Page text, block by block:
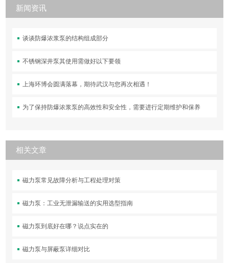
新闻资讯
谈谈防爆浓浆泵的结构组成部分
不锈钢深井泵其使用需做好以下要领
上海环博会圆满落幕，期待武汉与您再次相遇！
为了保持防爆浓浆泵的高效性和安全性，需要进行定期维护和保养
相关文章
磁力泵常见故障分析与工程处理对策
磁力泵：工业无泄漏输送的实用选型指南
磁力泵到底好在哪？说点实在的
磁力泵与屏蔽泵详细对比